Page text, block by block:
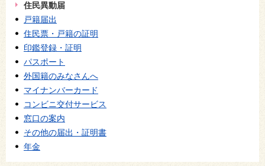
住民異動届
戸籍届出
住民票・戸籍の証明
印鑑登録・証明
パスポート
外国籍のみなさんへ
マイナンバーカード
コンビニ交付サービス
窓口の案内
その他の届出・証明書
年金